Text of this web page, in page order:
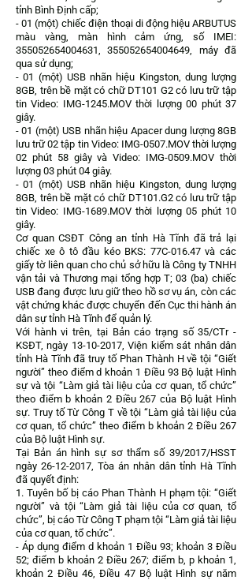
tỉnh Bình Định cấp;
- 01 (một) chiếc điện thoại di động hiệu ARBUTUS
màu vàng, màn hình cảm ứng, số IMEI:
355052654004631,355052654004649, máy đã
qua sử dụng;
- 01 (một) USB nhãn hiệu Kingston, dung lượng
8GB, trên bề mặt có chữ DT101 G2 có lưu trữ tập
tin Video: IMG-1245.MOV thời lượng 00 phút 37
giây.
- 01 (một) USB nhãn hiệu Apacer dung lượng 8GB
lưu trữ 02 tập tin Video: IMG-0507.MOV thời lượng
02 phút 58 giây và Video: IMG-0509.MOV thời
lượng 03 phút 04 giây.
- 01 (một) USB nhãn hiệu Kingston, dung lượng
8GB, trên bề mặt có chữ DT101.G2 có lưu trữ tập
tin Video: IMG-1689.MOV thời lượng 05 phút 10
giây.
Cơ quan CSĐT Công an tỉnh Hà Tĩnh đã trả lại
chiếc xe ô tô đầu kéo BKS: 77C-016.47 và các
giấy tờ liên quan cho chủ sở hữu là Công ty TNHH
vận tải và Thương mại tổng hợp T; 03 (ba) chiếc
USB đang được lưu giữ theo hồ sơ vụ án, còn các
vật chứng khác được chuyển đến Cục thi hành án
dân sự tỉnh Hà Tĩnh để quản lý.
Với hành vi trên, tại Bản cáo trạng số 35/CTr -
KSĐT, ngày 13-10-2017, Viện kiểm sát nhân dân
tỉnh Hà Tĩnh đã truy tố Phan Thành H về tội “Giết
người” theo điểm d khoản 1 Điều 93 Bộ luật Hình
sự và tội “Làm giả tài liệu của cơ quan, tổ chức”
theo điểm b khoản 2 Điều 267 của Bộ luật Hình
sự. Truy tố Từ Công T về tội “Làm giả tài liệu của
cơ quan, tổ chức” theo điểm b khoản 2 Điều 267
của Bộ luật Hình sự.
Tại Bản án hình sự sơ thẩm số 39/2017/HSST
ngày 26-12-2017, Tòa án nhân dân tỉnh Hà Tĩnh
đã quyết định:
1. Tuyên bố bị cáo Phan Thành H phạm tội: “Giết
người” và tội “Làm giả tài liệu của cơ quan, tổ
chức”, bị cáo Từ Công T phạm tội “Làm giả tài liệu
của cơ quan, tổ chức”.
- Áp dụng điểm d khoản 1 Điều 93; khoản 3 Điều
52; điểm b khoản 2 Điều 267; điểm b, p khoản 1,
khoản 2 Điều 46, Điều 47 Bộ luật Hình sự năm